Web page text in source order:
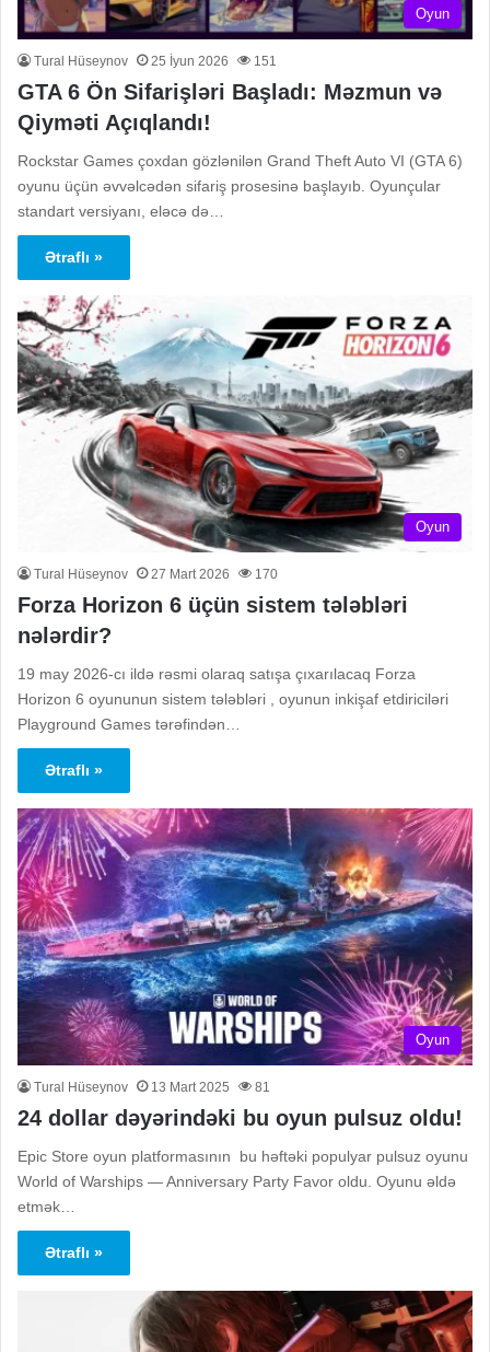
Oyun
Tural Hüseynov 25 İyun 2026 151
GTA 6 Ön Sifarişləri Başladı: Məzmun və
Qiyməti Açıqlandı!
Rockstar Games çoxdan gözlənilən Grand Theft Auto VI (GTA 6)
oyunu üçün əvvəlcədən sifariş prosesinə başlayıb. Oyunçular
standart versiyanı, eləcə də…
Ətraflı »
Oyun
Tural Hüseynov 27 Mart 2026 170
Forza Horizon 6 üçün sistem tələbləri
nələrdir?
19 may 2026-cı ildə rəsmi olaraq satışa çıxarılacaq Forza
Horizon 6 oyununun sistem tələbləri , oyunun inkişaf etdiriciləri
Playground Games tərəfindən…
Ətraflı »
Oyun
Tural Hüseynov 13 Mart 2025 81
24 dollar dəyərindəki bu oyun pulsuz oldu!
Epic Store oyun platformasının bu həftəki populyar pulsuz oyunu
World of Warships — Anniversary Party Favor oldu. Oyunu əldə
etmək…
Ətraflı »